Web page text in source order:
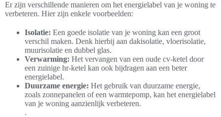
Er zijn verschillende manieren om het energielabel van je woning te
verbeteren. Hier zijn enkele voorbeelden:
Isolatie: Een goede isolatie van je woning kan een groot
verschil maken. Denk hierbij aan dakisolatie, vloerisolatie,
muurisolatie en dubbel glas.
Verwarming: Het vervangen van een oude cv-ketel door
een zuinige hr-ketel kan ook bijdragen aan een beter
energielabel.
Duurzame energie: Het gebruik van duurzame energie,
zoals zonnepanelen of een warmtepomp, kan het energielabel
van je woning aanzienlijk verbeteren.
.